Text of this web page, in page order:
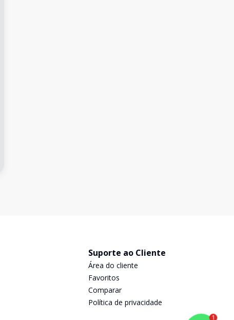
Suporte ao Cliente
Área do cliente
Favoritos
Comparar
Política de privacidade